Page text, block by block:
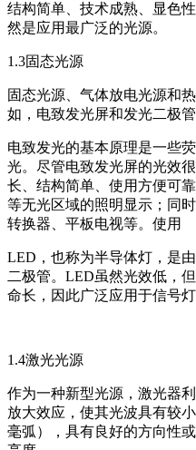
结构简单、技术成熟、显色
然是应用最广泛的光源。
1.3固态光源
固态光源、气体放电光源和
如，电致发光屏和发光二极管
电致发光的基本原理是一些
光。尽管电致发光屏的光效
长、结构简单、使用方便可
等无光区域的照明显示；同
转换器、平板电视等。使用
LED，也称为半导体灯，是
二极管。LED虽然光效低，
命长，因此广泛应用于信号
1.4激光光源
作为一种新型光源，激光器
放大效应，使其光波具有较
毫弧），具有良好的方向性